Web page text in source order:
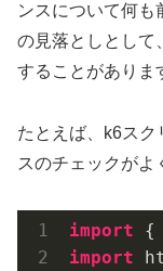
ンスについて何も
の見落としとして
することがありま
たとえば、k6ス
スのチェックがよ
import {
import